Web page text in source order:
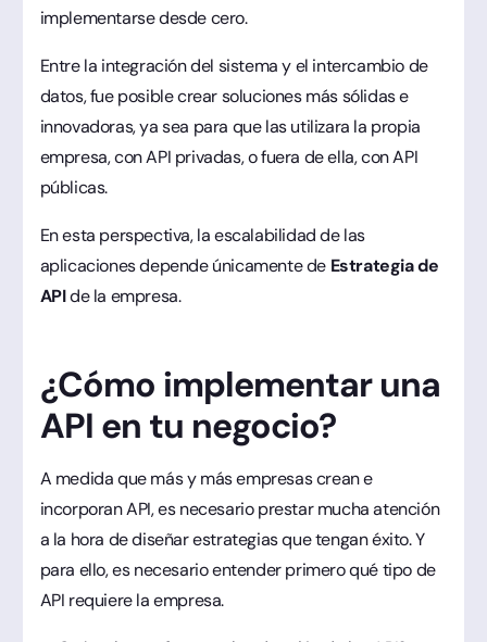
implementarse desde cero.
Entre la integración del sistema y el intercambio de
datos, fue posible crear soluciones más sólidas e
innovadoras, ya sea para que las utilizara la propia
empresa, con API privadas, o fuera de ella, con API
públicas.
En esta perspectiva, la escalabilidad de las
aplicaciones depende únicamente de Estrategia de
APIde la empresa.
¿Cómo implementar una
API en tu negocio?
A medida que más y más empresas crean e
incorporan API, es necesario prestar mucha atención
a la hora de diseñar estrategias que tengan éxito. Y
para ello, es necesario entender primero qué tipo de
API requiere la empresa.